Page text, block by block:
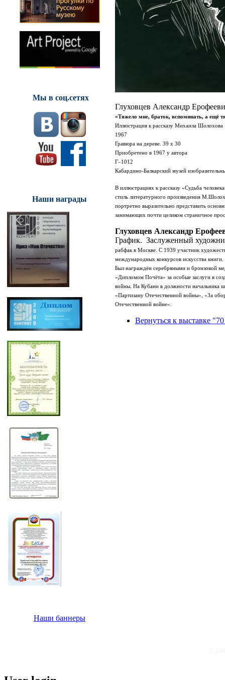
Мы в соц.сетях
Наши награды
Наши баннеры
Глуховцев Александр
«Тяжело мне, браток, вспоминать, а ещё
Иллюстрация к рассказу Михаила Шолохова
1967
Гравюра на дереве. 39 х 30
Приобретено в 1967 у автора
Г–1012
Кабардино-Балкарский музей
В иллюстрациях к рассказу «Судьба
стиль литературного произведения
портретно выразительно представить
занимающих почти целиком страничное
Глуховцев Александр
График. Заслуженный
рабфак в Москве. С 1939 участник
международных конкурсов искусства
Был награждён серебряными и бронзовой
«Дипломом Почёта» за особые заслуги в
войны. На Кубани в должности начальника
«Партизану Отечественной войны», «За
Отечественной войне».
Вернуться к выставке